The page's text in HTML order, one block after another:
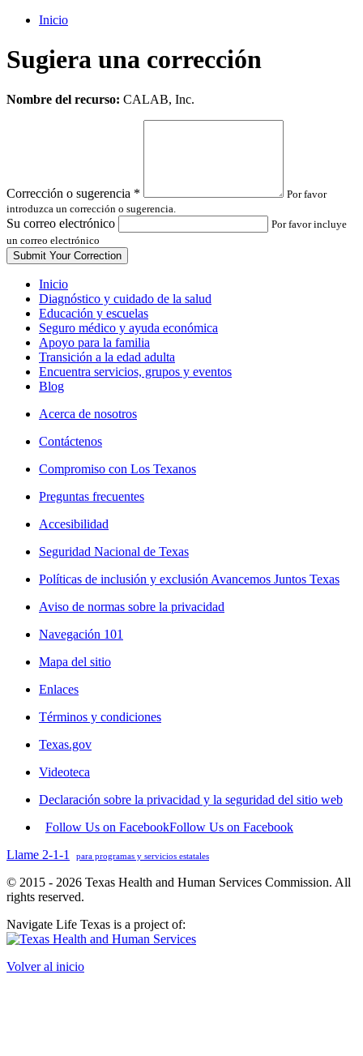
Inicio
Sugiera una corrección
Leave
Nombre del recurso: CALAB, Inc.
Corrección o sugerencia *
Por favor
introduzca un corrección o sugerencia.
Su correo electrónico
Por favor incluye
un correo electrónico
Inicio
Diagnóstico y cuidado de la salud
Educación y escuelas
Seguro médico y ayuda económica
Apoyo para la familia
Transición a la edad adulta
Encuentra servicios, grupos y eventos
Blog
Acerca de nosotros
Contáctenos
Compromiso con Los Texanos
Preguntas frecuentes
Accesibilidad
Seguridad Nacional de Texas
Políticas de inclusión y exclusión Avancemos Juntos Texas
Aviso de normas sobre la privacidad
Navegación 101
Mapa del sitio
Enlaces
Términos y condiciones
Texas.gov
Videoteca
Declaración sobre la privacidad y la seguridad del sitio web
Follow Us on FacebookFollow Us on Facebook
Llame 2-1-1
para programas y servicios estatales
© 2015 - 2026 Texas Health and Human Services Commission. All
rights reserved.
Navigate Life Texas is a project of:
Volver al inicio